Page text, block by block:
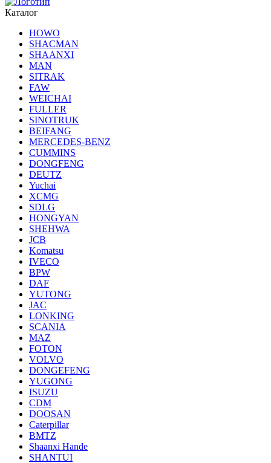
Каталог
HOWO
SHACMAN
SHAANXI
MAN
SITRAK
FAW
WEICHAI
FULLER
SINOTRUK
BEIFANG
MERCEDES-BENZ
CUMMINS
DONGFENG
DEUTZ
Yuchai
XCMG
SDLG
HONGYAN
SHEHWA
JCB
Komatsu
IVECO
BPW
DAF
YUTONG
JAC
LONKING
SCANIA
MAZ
FOTON
VOLVO
DONGEFENG
YUGONG
ISUZU
CDM
DOOSAN
Caterpillar
BMTZ
Shaanxi Hande
SHANTUI